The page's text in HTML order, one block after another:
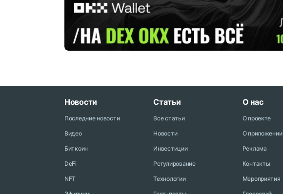
Новости
Последние новости
Видео
Биткоин
DeFi
NFT
Статьи
Все статьи
Новости
Инвестиции
Регулирование
Технологии
О нас
О проекте
О приложении
Реклама
Контакты
Мероприятия